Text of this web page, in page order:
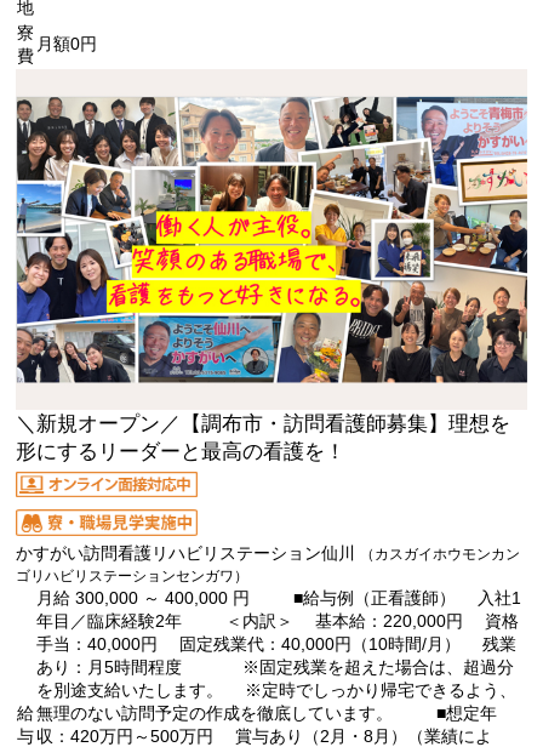
地
寮
費
月額0円
＼新規オープン／【調布市・訪問看護師募集】理想を
形にするリーダーと最高の看護を！
かすがい訪問看護リハビリステーション仙川
（カスガイホウモンカン
ゴリハビリステーションセンガワ）
給
与
月給 300,000 ～ 400,000 円 ■給与例（正看護師） 入社1
年目／臨床経験2年 ＜内訳＞ 基本給：220,000円 資格
手当：40,000円 固定残業代：40,000円（10時間/月） 残業
あり：月5時間程度 ※固定残業を超えた場合は、超過分
を別途支給いたします。 ※定時でしっかり帰宅できるよう、
無理のない訪問予定の作成を徹底しています。 ■想定年
収：420万円～500万円 賞与あり（2月・8月）（業績によ